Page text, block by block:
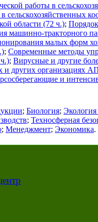
работы в
области (72 ч.);
машинно-тракторного
малых форм
; Современные методы
; Вирусные и другие
и других организациях
и
; Биология;
; Техносферная
; Менеджмент; Экономика.